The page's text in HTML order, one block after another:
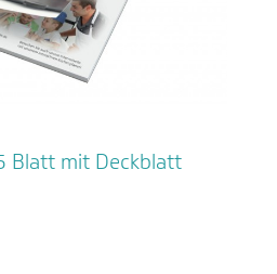
Blatt mit Deckblatt